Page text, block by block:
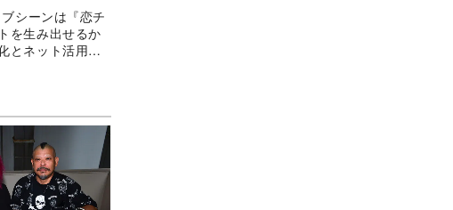
シーンは『恋チ
を生み出せるか
とネット活用が